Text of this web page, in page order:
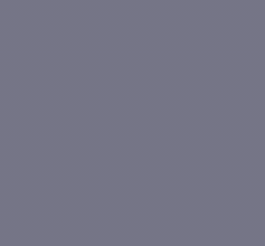
in meno di 14 giorni (media).